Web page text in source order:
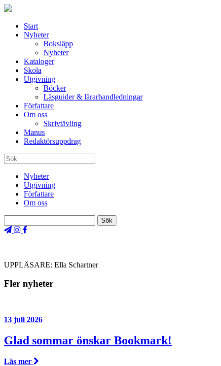
Start
Nyheter
Boksläpp
Nyheter
Kataloger
Skola
Utgivning
Böcker
Läsguider & lärarhandledningar
Författare
Om oss
Skrivtävling
Manus
Redaktörsuppdrag
Nyheter
Utgivning
Författare
Om oss
UPPLÄSARE: Ella Schartner
Fler nyheter
13 juli 2026
Glad sommar önskar Bookmark!
Läs mer